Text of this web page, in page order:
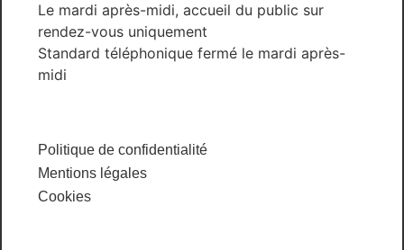
Le mardi après-midi, accueil du public sur
rendez-vous uniquement
Standard téléphonique fermé le mardi après-
midi
Politique de confidentialité
Mentions légales
Cookies